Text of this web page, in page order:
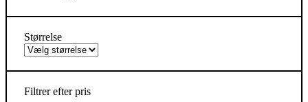
Størrelse
Filtrer efter pris